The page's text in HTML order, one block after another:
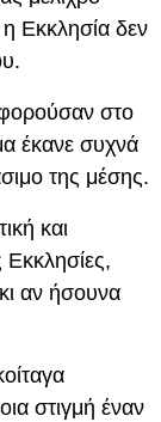
Εκκλησία δεν
φορούσαν στο
έκανε συχνά
της μέσης.
και
Εκκλησίες,
αν ήσουνα
στιγμή έναν